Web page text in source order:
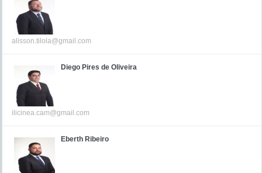
alisson.tilola@gmail.com
Diego Pires de Oliveira
ilicinea.cam@gmail.com
Eberth Ribeiro